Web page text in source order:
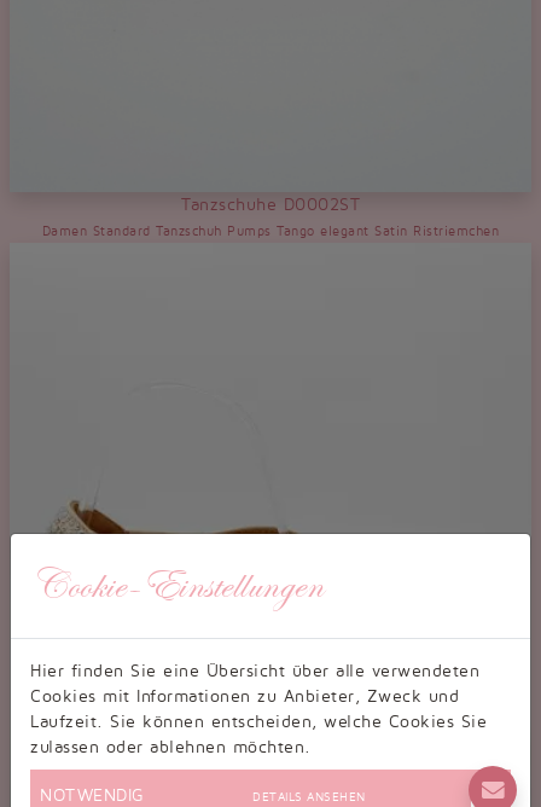
Tanzschuhe D0002ST
Damen Standard Tanzschuh Pumps Tango elegant Satin Ristriemchen
Cookie-Einstellungen
Hier finden Sie eine Übersicht über alle verwendeten
Cookies mit Informationen zu Anbieter, Zweck und
Laufzeit. Sie können entscheiden, welche Cookies Sie
zulassen oder ablehnen möchten.
NOTWENDIG DETAILS ANSEHEN